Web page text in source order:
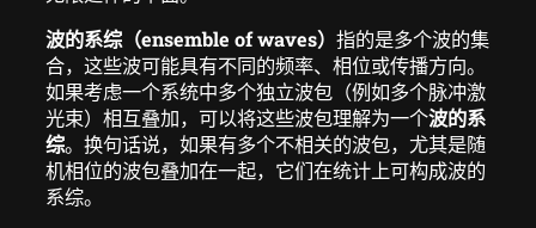
波的系综（ensemble of waves） 指的是多个波的集
合，这些波可能具有不同的频率、相位或传播方向。
如果考虑一个系统中多个独立波包（例如多个脉冲激
光束）相互叠加，可以将这些波包理解为一个波的系
综。换句话说，如果有多个不相关的波包，尤其是随
机相位的波包叠加在一起，它们在统计上可构成波的
系综。